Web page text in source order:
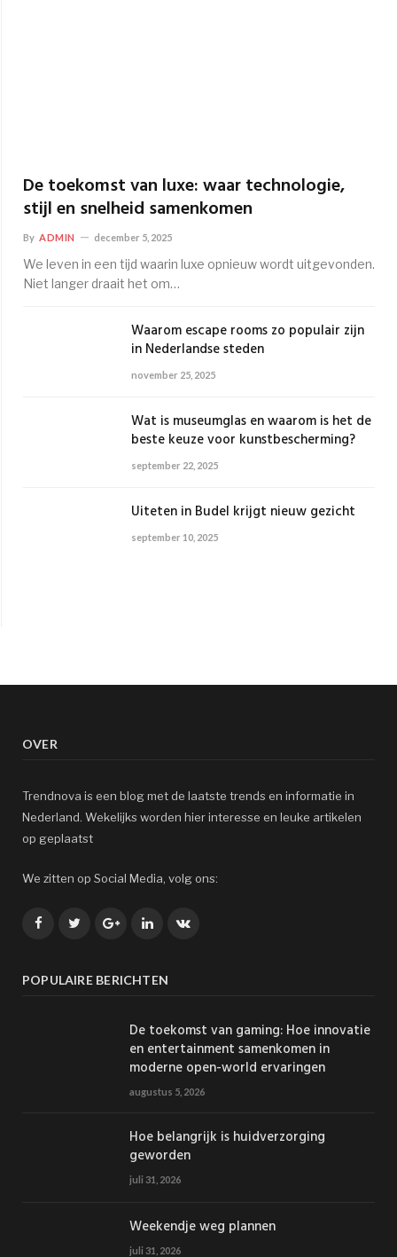
De toekomst van luxe: waar technologie,
stijl en snelheid samenkomen
By ADMIN december 5, 2025
We leven in een tijd waarin luxe opnieuw wordt uitgevonden.
Niet langer draait het om…
Waarom escape rooms zo populair zijn
in Nederlandse steden
november 25, 2025
Wat is museumglas en waarom is het de
beste keuze voor kunstbescherming?
september 22, 2025
Uiteten in Budel krijgt nieuw gezicht
september 10, 2025
OVER
Trendnova is een blog met de laatste trends en informatie in
Nederland. Wekelijks worden hier interesse en leuke artikelen
op geplaatst
We zitten op Social Media, volg ons:
FacebookTwitterGoogle+LinkedInVK
POPULAIRE BERICHTEN
De toekomst van gaming: Hoe innovatie
en entertainment samenkomen in
moderne open-world ervaringen
augustus 5, 2026
Hoe belangrijk is huidverzorging
geworden
juli 31, 2026
Weekendje weg plannen
juli 31, 2026